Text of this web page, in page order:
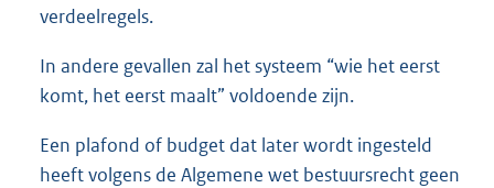
verdeelregels.
In andere gevallen zal het systeem “wie het eerst
komt, het eerst maalt” voldoende zijn.
Een plafond of budget dat later wordt ingesteld
heeft volgens de Algemene wet bestuursrecht geen